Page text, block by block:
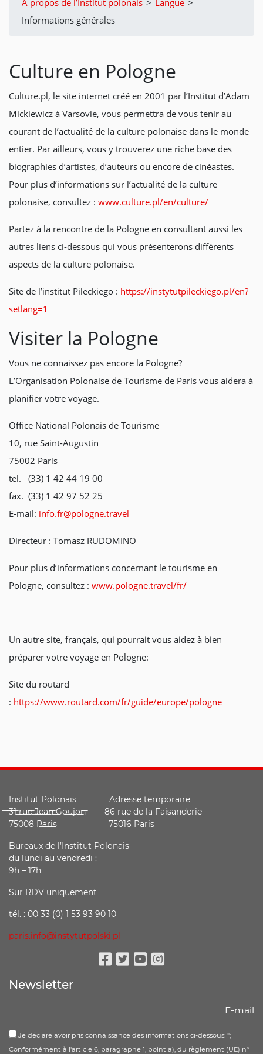
À propos de l’Institut polonais > Langue >
Informations générales
Culture en Pologne
Culture.pl, le site internet créé en 2001 par l’Institut d’Adam
Mickiewicz à Varsovie, vous permettra de vous tenir au
courant de l’actualité de la culture polonaise dans le monde
entier. Par ailleurs, vous y trouverez une riche base des
biographies d’artistes, d’auteurs ou encore de cinéastes.
Pour plus d’informations sur l’actualité de la culture
polonaise, consultez : www.culture.pl/en/culture/
Partez à la rencontre de la Pologne en consultant aussi les
autres liens ci-dessous qui vous présenterons différents
aspects de la culture polonaise.
Site de l’institut Pileckiego : https://instytutpileckiego.pl/en?
setlang=1
Visiter la Pologne
Vous ne connaissez pas encore la Pologne?
L’Organisation Polonaise de Tourisme de Paris vous aidera à
planifier votre voyage.
Office National Polonais de Tourisme
10, rue Saint-Augustin
75002 Paris
tel. (33) 1 42 44 19 00
fax. (33) 1 42 97 52 25
E-mail: info.fr@pologne.travel
Directeur : Tomasz RUDOMINO
Pour plus d’informations concernant le tourisme en
Pologne, consultez : www.pologne.travel/fr/
Un autre site, français, qui pourrait vous aidez à bien
préparer votre voyage en Pologne:
Site du routard
: https://www.routard.com/fr/guide/europe/pologne
Institut Polonais Adresse temporaire
̶3̶1̶ ̶r̶u̶e̶ ̶J̶e̶a̶n̶ ̶G̶o̶u̶j̶o̶n̶ ̶ 86 rue de la Faisanderie
̶7̶5̶0̶0̶8̶ ̶P̶a̶r̶i̶s̶ 75016 Paris
Bureaux de l’Institut Polonais
du lundi au vendredi :
9h – 17h
Sur RDV uniquement
tél. : 00 33 (0) 1 53 93 90 10
paris.info@instytutpolski.pl
Newsletter
Je déclare avoir pris connaissance des informations ci-dessous: ";
Conformément à l'article 6, paragraphe 1, point a), du règlement (UE) n°